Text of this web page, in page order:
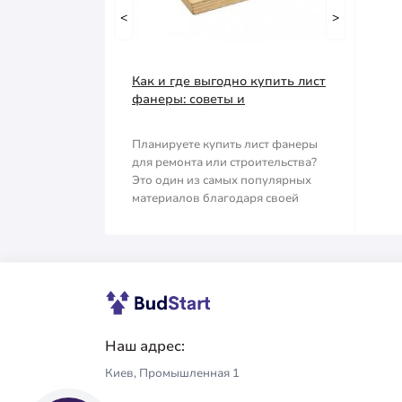
Полипропиленовый мешок
Сетка абразивная
Строительный скотч
Губки для шлифования
Кельма
Коронки
Метла
Емкость строительная
Тачка строительная
Как и где выгодно купить лист
фанеры: советы и
Планируете купить лист фанеры
для ремонта или строительства?
Это один из самых популярных
материалов благодаря своей
< >
Наш адрес:
Киев, Промышленная 1